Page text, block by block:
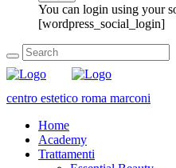
You can login using your
[wordpress_social_login]
centro estetico roma marconi
Home
Academy
Trattamenti